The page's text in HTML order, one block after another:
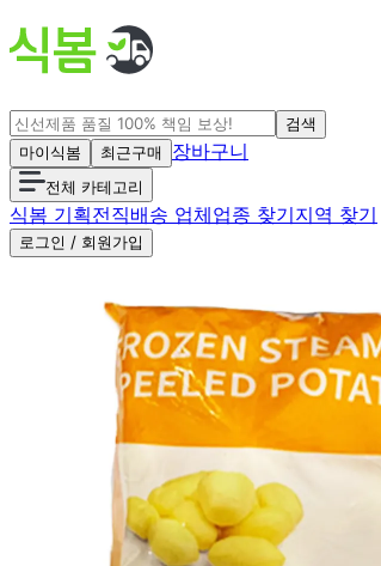
검색
마이식봄
최근구매 장바구니
전체 카테고리
식봄 기획전직배송 업체업종 찾기지역 찾기
로그인 / 회원가입